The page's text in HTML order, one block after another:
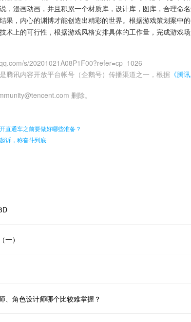
，漫画动画，并且积累一个材质库，设计库，图库，合理命
果，内心的渊博才能创造出精彩的世界。根据游戏策划案中
术上的可行性，根据游戏风格安排具体的工作量，完成游戏场
s/20201021A08P1F00?refer=cp_1026
腾讯内容开放平台帐号（企鹅号）传播渠道之一，根据 《腾
删除。
直通车之前要做好哪些准备？
诉，称奋斗到底
）
、角色设计师哪个比较难掌握？